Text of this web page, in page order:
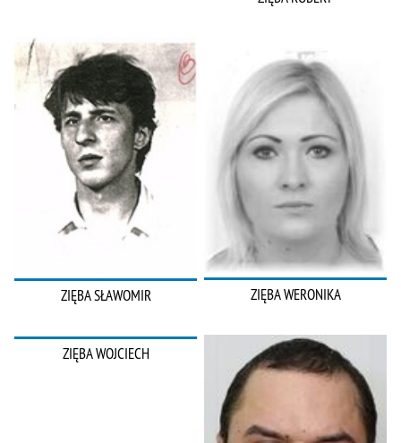
ZIĘBA SŁAWOMIR ZIĘBA WERONIKA
ZIĘBA WOJCIECH